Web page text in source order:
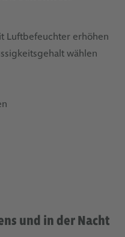
Luftbefeuchter erhöhen
wählen
und in der Nacht